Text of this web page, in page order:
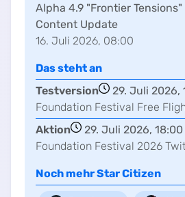
Alpha 4.9 "Frontier
Content Update
16. Juli 2026, 08:00
Das steht an
Testversion
29. Juli 2026,
Foundation Festival Free
Aktion
29. Juli 2026, 18:00
Foundation Festival 2026
Noch mehrStar Citizen